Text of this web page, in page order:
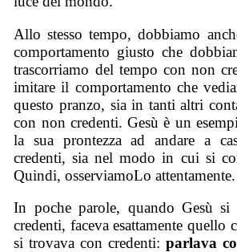
Allo stesso tempo, dobbiamo
comportamento giusto che
trascorriamo del tempo con non
imitare il comportamento che
questo pranzo, sia in tanti altri
con non credenti. Gesù è un
la sua prontezza ad andare a
credenti, sia nel modo in cui si
Quindi, osserviamoLo attentamente.
In poche parole, quando Gesù
credenti, faceva esattamente quello
si trovava con credenti: parlava